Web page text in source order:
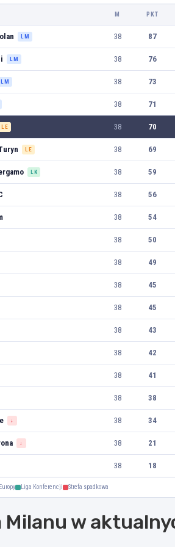
M PKT
LM 38 87
LM 38 76
LM 38 73
38 71
LE 38 70
LE 38 69
LK 38 59
38 56
38 54
38 50
38 49
38 45
38 45
38 43
38 42
38 41
38 38
↓ 38 34
↓ 38 21
38 18
Liga Konferencji Strefa spadkowa
Milanu w